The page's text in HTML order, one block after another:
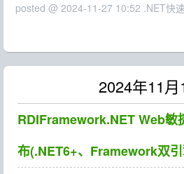
posted @ 2024-11-27 10:52 .NET快
2024年11月
RDIFramework.NET Web敏
布(.NET6+、Framework双